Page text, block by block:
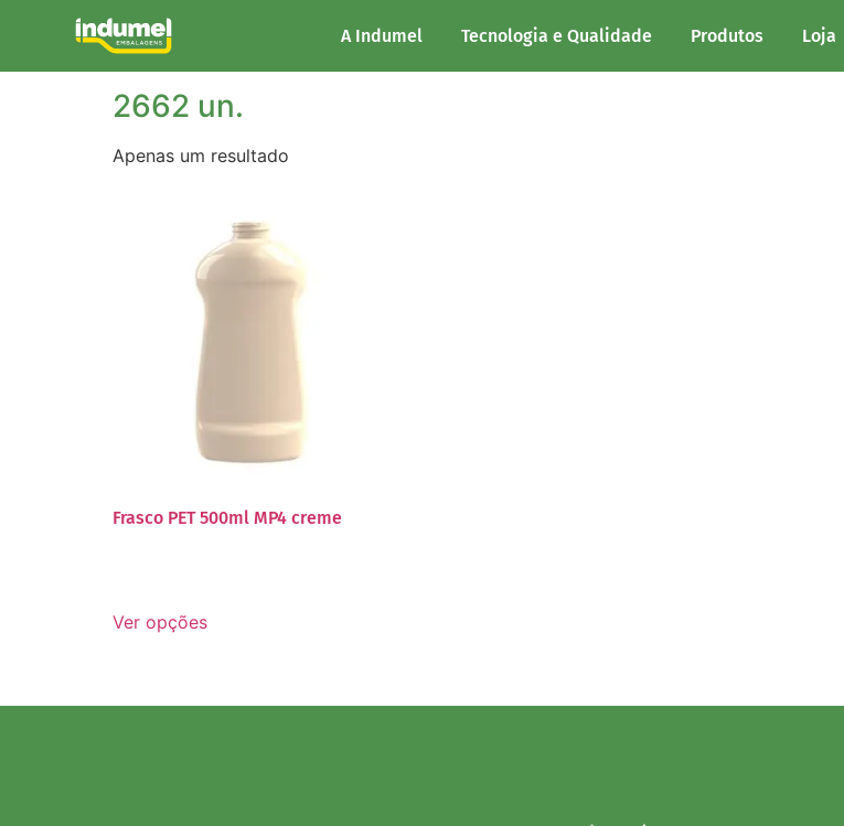
A Indumel Tecnologia e Qualidade Produtos Loja
/ Unidades/Palete do produto / 2662 un.
2662 un.
Apenas um resultado
Frasco PET 500ml MP4 creme
Ver opções